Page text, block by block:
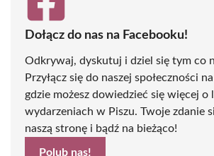
Dołącz do nas na Facebooku!
Odkrywaj, dyskutuj i dziel się tym co
Przyłącz się do naszej społeczności
gdzie możesz dowiedzieć się więcej o
wydarzeniach w Piszu. Twoje zdanie
naszą stronę i bądź na bieżąco!
Polub nas!